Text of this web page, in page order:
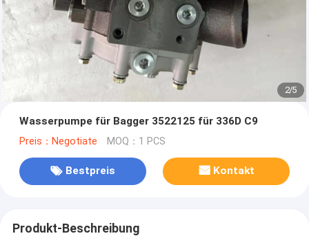
2/5
Wasserpumpe für Bagger 3522125 für 336D C9
Preis：Negotiate MOQ：1 PCS
Bestpreis Kontakt
Produkt-Beschreibung